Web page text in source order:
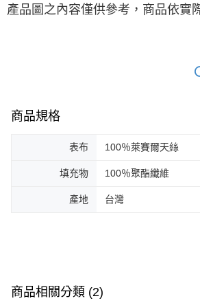
產品圖之內容僅供參考，商品依實
商品規格
表布 100％萊賽爾天絲
填充物 100％聚酯纖維
產地 台灣
商品相關分類 (2)